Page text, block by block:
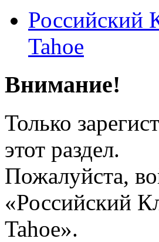
Российский
Tahoe
Внимание!
Только
этот раздел.
Пожалуйста,
«Российский
Tahoe».